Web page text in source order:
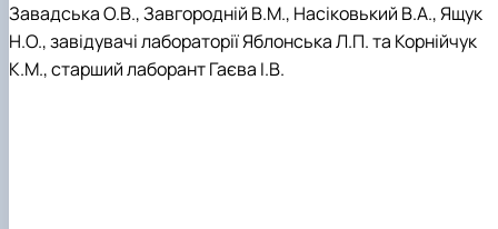
Завадська О.В., Завгородній В.М., Насіковький В.А., Ящук
Н.О., завідувачі лабораторії Яблонська Л.П. та Корнійчук
К.М., старший лаборант Гаєва І.В.